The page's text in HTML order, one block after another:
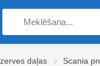
daļas Scania